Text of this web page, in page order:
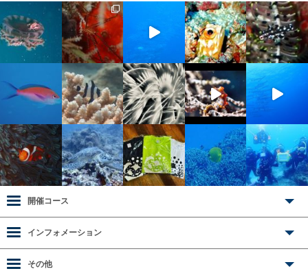
開催コース
インフォメーション
その他